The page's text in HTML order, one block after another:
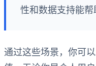
性和数据支持能帮
通过这些场景，你可